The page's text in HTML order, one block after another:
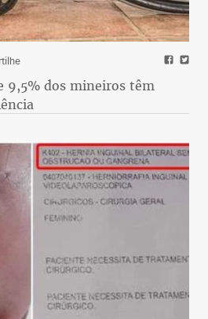
9,5% dos mineiros têm